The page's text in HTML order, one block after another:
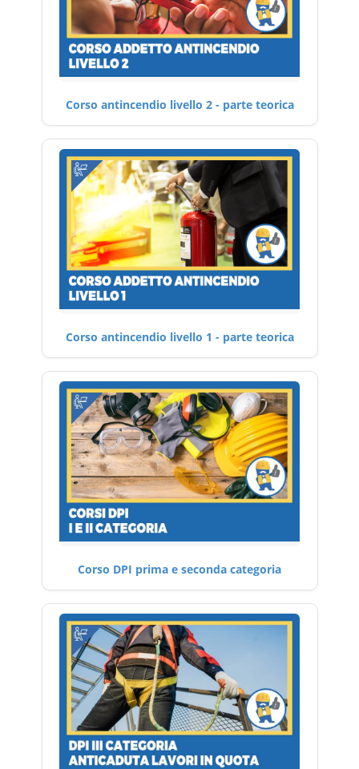
Corso antincendio livello 2 - parte teorica
Corso antincendio livello 1 - parte teorica
Corso DPI prima e seconda categoria